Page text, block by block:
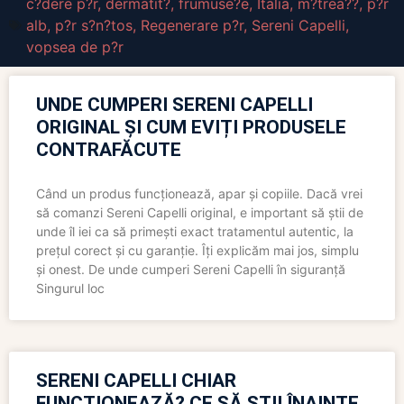
c?dere p?r, dermatit?, frumuse?e, Italia, m?trea??, p?r
alb, p?r s?n?tos, Regenerare p?r, Sereni Capelli,
vopsea de p?r
UNDE CUMPERI SERENI CAPELLI
ORIGINAL ȘI CUM EVIȚI PRODUSELE
CONTRAFĂCUTE
Când un produs funcționează, apar și copiile. Dacă vrei
să comanzi Sereni Capelli original, e important să știi de
unde îl iei ca să primești exact tratamentul autentic, la
prețul corect și cu garanție. Îți explicăm mai jos, simplu
și onest. De unde cumperi Sereni Capelli în siguranță
Singurul loc
SERENI CAPELLI CHIAR